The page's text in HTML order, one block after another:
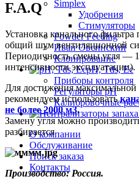
Simplex
Удобрения
Стимуляторы
Powder Feeding
Иван Овсинский
Клонирование
pH, Tds, Ec
Приборы контроля
Регуляторы pH
Калибровочные
О компании
Обслуживание
Поиск заказа
Контакты
F.A.Q
Установка канального
общий шум вентиляционной
Периодичность смены угля —
интенсивности эксплуатации).
Для достижения
рекомендуем использовать
не более 2000 м3.
Замену угля можно
разбирается
Производство: Россия.